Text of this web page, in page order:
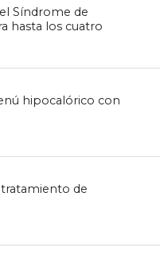
Síndrome de
hasta los cuatro
hipocalórico con
de